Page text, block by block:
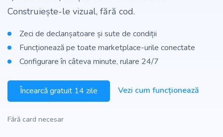
Construiește-le vizual, fără cod.
Zeci de declanșatoare și sute de condiții
Funcționează pe toate marketplace-urile conectate
Configurare în câteva minute, rulare 24/7
Încearcă gratuit 14 zile Vezi cum funcționează
Fără card necesar